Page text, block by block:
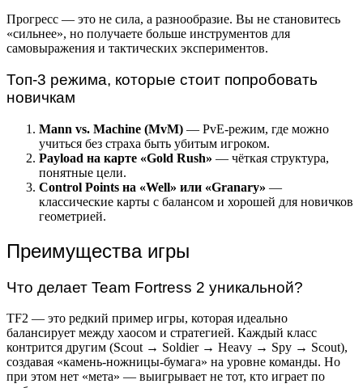
Прогресс — это не сила, а разнообразие. Вы не становитесь
«сильнее», но получаете больше инструментов для
самовыражения и тактических экспериментов.
Топ-3 режима, которые стоит попробовать
новичкам
Mann vs. Machine (MvM) — PvE-режим, где можно
учиться без страха быть убитым игроком.
Payload на карте «Gold Rush» — чёткая структура,
понятные цели.
Control Points на «Well» или «Granary» —
классические карты с балансом и хорошей для новичков
геометрией.
Преимущества игры
Что делает Team Fortress 2 уникальной?
TF2 — это редкий пример игры, которая идеально
балансирует между хаосом и стратегией. Каждый класс
контрится другим (Scout → Soldier → Heavy → Spy → Scout),
создавая «камень-ножницы-бумага» на уровне команды. Но
при этом нет «мета» — выигрывает не тот, кто играет по